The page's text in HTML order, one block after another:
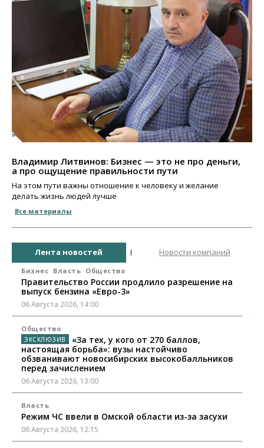
Владимир Литвинов: Бизнес — это не про деньги,
а про ощущение правильности пути
На этом пути важны отношение к человеку и желание
делать жизнь людей лучше
Все материалы
Лента новостей Новости компаний
Бизнес Власть Общество
Правительство России продлило разрешение на
выпуск бензина «Евро-3»
06 Августа 2026, 14:00
Общество
«За тех, у кого от 270 баллов,
настоящая борьба»: вузы настойчиво
обзванивают новосибирских высокобалльников
перед зачислением
06 Августа 2026, 13:00
Власть
Режим ЧС ввели в Омской области из-за засухи
06 Августа 2026, 12:15